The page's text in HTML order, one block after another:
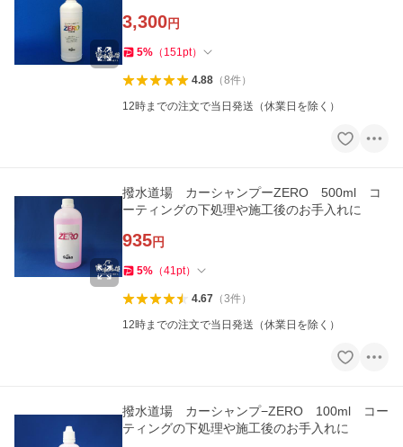
3,300円
5% （ 151pt）
4.88（8件）
12時までの注文で当日発送（休業日を除く）
撥水道場 カーシャンプーZERO 500ml コ
ーティングの下処理や施工後のお手入れに
935円
5% （41pt）
4.67（3件）
12時までの注文で当日発送（休業日を除く）
撥水道場 カーシャンプ−ZERO 100ml コー
ティングの下処理や施工後のお手入れに